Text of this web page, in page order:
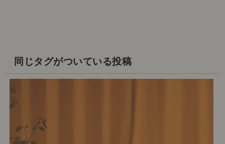
同じタグがついている投稿